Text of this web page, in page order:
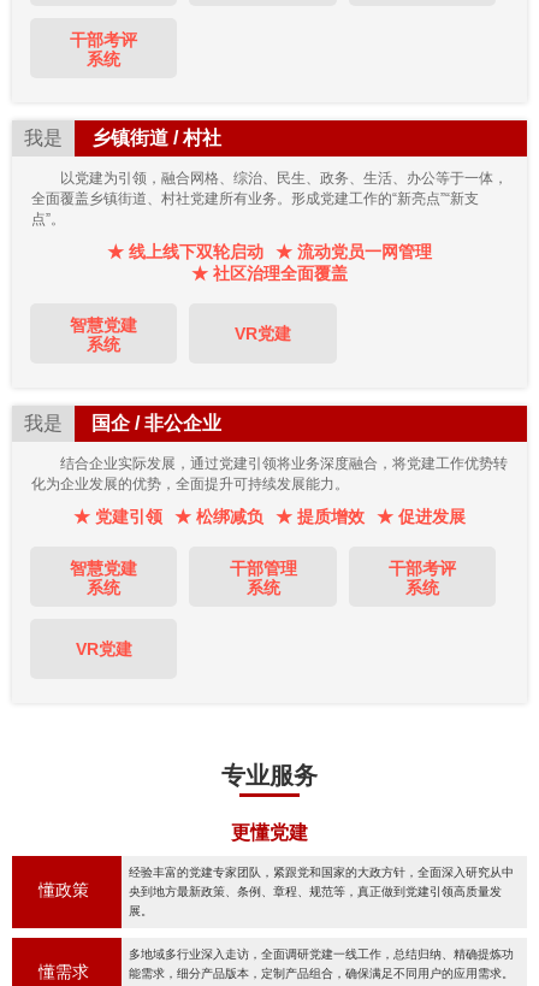
干部考评
系统
我是 乡镇街道 / 村社
以党建为引领，融合网格、综治、民生、政务、生活、办公等于一体，
全面覆盖乡镇街道、村社党建所有业务。形成党建工作的“新亮点”“新支
点”。
★ 线上线下双轮启动
★ 流动党员一网管理
★ 社区治理全面覆盖
智慧党建
系统
VR党建
我是 国企 / 非公企业
结合企业实际发展，通过党建引领将业务深度融合，将党建工作优势转
化为企业发展的优势，全面提升可持续发展能力。
★ 党建引领 ★ 松绑减负 ★ 提质增效 ★ 促进发展
智慧党建
系统
干部管理
系统
干部考评
系统
VR党建
专业服务
更懂党建
懂政策
经验丰富的党建专家团队，紧跟党和国家的大政方针，全面深入研究从中
央到地方最新政策、条例、章程、规范等，真正做到党建引领高质量发
展。
懂需求
多地域多行业深入走访，全面调研党建一线工作，总结归纳、精确提炼功
能需求，细分产品版本，定制产品组合，确保满足不同用户的应用需求。